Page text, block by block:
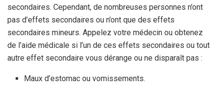
secondaires. Cependant, de nombreuses personnes n’ont
pas d’effets secondaires ou n’ont que des effets
secondaires mineurs. Appelez votre médecin ou obtenez
de l’aide médicale si l’un de ces effets secondaires ou tout
autre effet secondaire vous dérange ou ne disparaît pas :
Maux d’estomac ou vomissements.